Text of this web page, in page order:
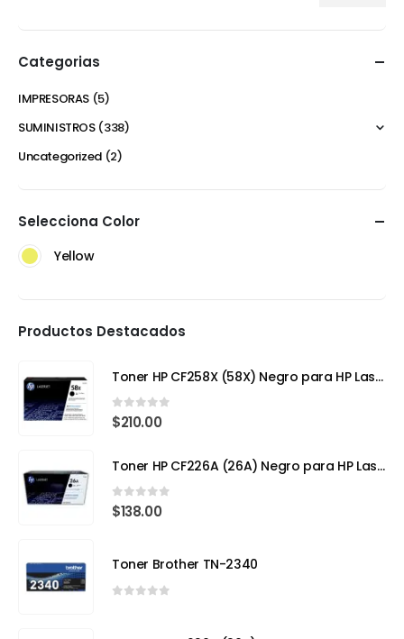
Categorias
IMPRESORAS (5)
SUMINISTROS (338)
Uncategorized (2)
Selecciona Color
Yellow
Productos Destacados
Toner HP CF258X (58X) Negro para HP LaserJet Pro
0out of 5
$210.00
Toner HP CF226A (26A) Negro para HP LaserJet Pro M402
0out of 5
$138.00
Toner Brother TN-2340